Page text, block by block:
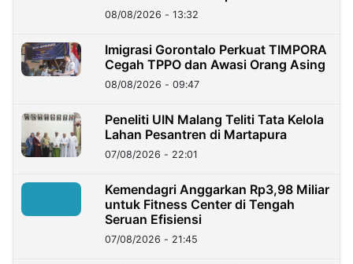
08/08/2026 - 13:32
Imigrasi Gorontalo Perkuat TIMPORA
Cegah TPPO dan Awasi Orang Asing
08/08/2026 - 09:47
Peneliti UIN Malang Teliti Tata Kelola
Lahan Pesantren di Martapura
07/08/2026 - 22:01
Kemendagri Anggarkan Rp3,98 Miliar
untuk Fitness Center di Tengah
Seruan Efisiensi
07/08/2026 - 21:45